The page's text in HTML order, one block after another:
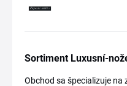
Sortiment Luxusní-
Obchod sa špecializuje na